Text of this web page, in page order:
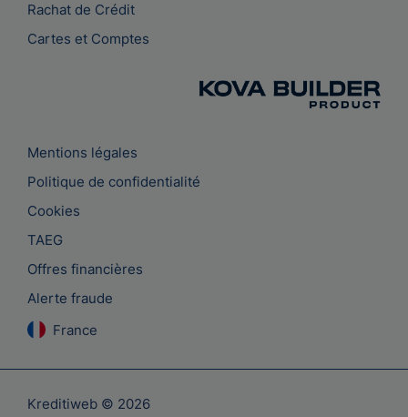
Rachat de Crédit
Cartes et Comptes
Mentions légales
Politique de confidentialité
Cookies
TAEG
Offres financières
Alerte fraude
France
Kreditiweb © 2026